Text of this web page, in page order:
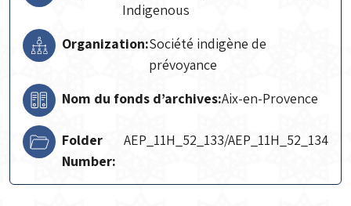
Indigenous
Organization:Société indigène de
prévoyance
Nom du fonds d’archives:Aix-en-Provence
Folder
Number:
AEP_11H_52_133/AEP_11H_52_134